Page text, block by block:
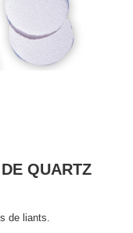
QUARTZ
de liants.